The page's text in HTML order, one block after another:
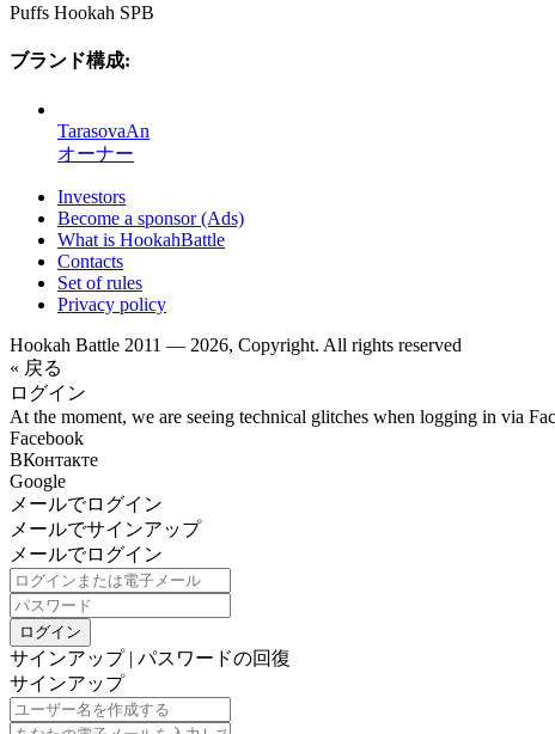
Puffs Hookah SPB
ブランド構成:
TarasovaAn
オーナー
Investors
Become a sponsor (Ads)
What is HookahBattle
Contacts
Set of rules
Privacy policy
Hookah Battle 2011 — 2026, Copyright. All rights reserved
« 戻る
ログイン
At the moment, we are seeing technical glitches when logging in via
Facebook
ВКонтакте
Google
メールでログイン
メールでサインアップ
メールでログイン
ログイン
サインアップ| パスワードの回復
サインアップ